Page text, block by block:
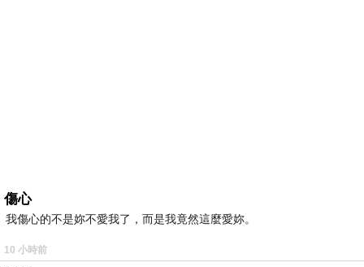
傷心
我傷心的不是妳不愛我了，而是我竟然這麼愛妳。
10 小時前